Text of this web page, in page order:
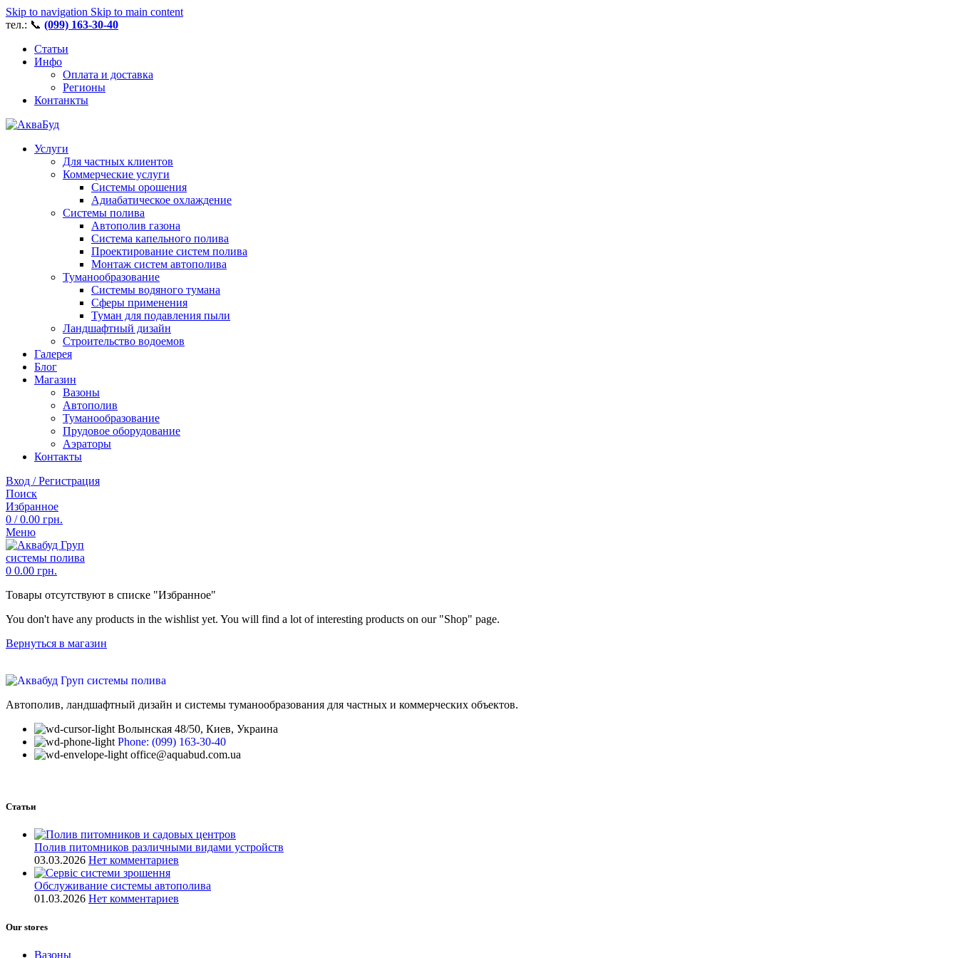
Skip to navigation Skip to main content
тел.: 📞 (099) 163-30-40
Статьи
Инфо
Оплата и доставка
Регионы
Контанкты
Услуги
Для частных клиентов
Коммерческие услуги
Системы орошения
Адиабатическое охлаждение
Системы полива
Автополив газона
Система капельного полива
Проектирование систем полива
Монтаж систем автополива
Туманообразование
Системы водяного тумана
Сферы применения
Туман для подавления пыли
Ландшафтный дизайн
Строительство водоемов
Галерея
Блог
Магазин
Вазоны
Автополив
Туманообразование
Прудовое оборудование
Аэраторы
Контакты
Вход / Регистрация
Поиск
Избранное
0 / 0.00 грн.
Меню
0 0.00 грн.
Товары отсутствуют в списке "Избранное"
You don't have any products in the wishlist yet. You will find a lot of interesting products on our "Shop" page.
Вернуться в магазин
Автополив, ландшафтный дизайн и системы туманообразования для частных и коммерческих объектов.
Волынская 48/50, Киев, Украина
Phone: (099) 163-30-40
office@aquabud.com.ua
Статьи
Полив питомников различными видами устройств
03.03.2026 Нет комментариев
Обслуживание системы автополива
01.03.2026 Нет комментариев
Our stores
Вазоны